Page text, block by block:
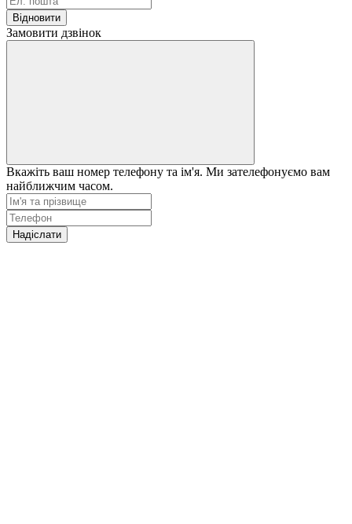
Відновити
Замовити дзвінок
Вкажіть ваш номер телефону та ім'я. Ми зателефонуємо вам
найближчим часом.
Надіслати